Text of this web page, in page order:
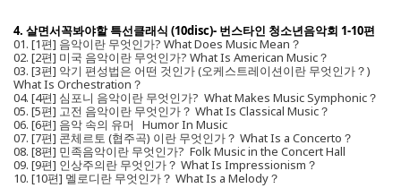
4. 살면서꼭봐야할 특선클래식 (10disc)- 번스타인 청소년음악회 1-10편
01. [1편] 음악이란 무엇인가? What Does Music Mean？
02. [2편] 미국 음악이란 무엇인가? What Is American Music？
03. [3편] 악기 편성법은 어떤 것인가 (오케스트레이션이란 무엇인가？)
What Is Orchestration？
04. [4편] 심포니 음악이란 무엇인가? What Makes Music Symphonic？
05. [5편] 고전 음악이란 무엇인가？ What Is Classical Music？
06. [6편] 음악 속의 유머 Humor In Music
07. [7편] 콘체르토 (협주곡) 이란 무엇인가？ What Is a Concerto？
08. [8편] 민족음악이란 무엇인가? Folk Music in the Concert Hall
09. [9편] 인상주의란 무엇인가？ What Is Impressionism？
10. [10편] 멜로디란 무엇인가？ What Is a Melody？